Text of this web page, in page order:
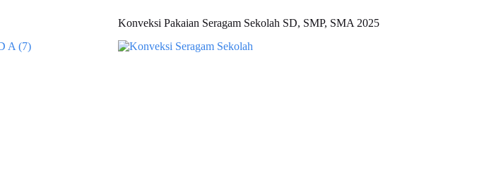
Konveksi Pakaian Seragam Sekolah SD, SMP, SMA 2025